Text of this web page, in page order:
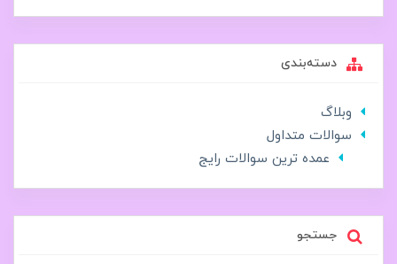
دسته‌بندی
وبلاگ
سوالات متداول
عمده ترین سوالات رایج
جستجو